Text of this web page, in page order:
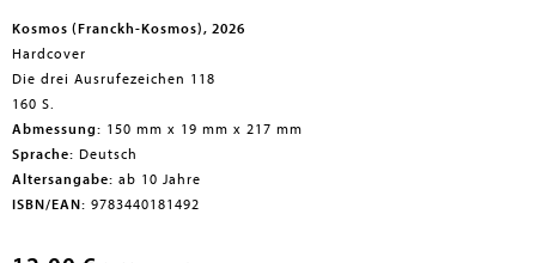
submenu
Kosmos (Franckh-Kosmos), 2026
Hardcover
Die drei Ausrufezeichen 118
160 S.
Abmessung: 150 mm x 19 mm x 217 mm
Sprache: Deutsch
Altersangabe: ab 10 Jahre
ISBN/EAN: 9783440181492